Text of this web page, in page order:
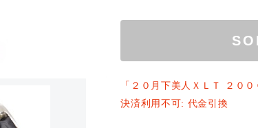
「２０月下美人ＸＬＴ ２０
決済利用不可: 代金引換